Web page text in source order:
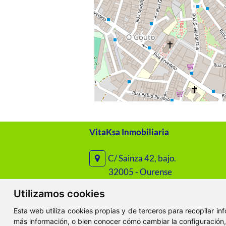
Utilizamos cookies
Esta web utiliza cookies propias y de terceros para recopilar
más información, o bien conocer cómo cambiar la
VitaKsa Inmobiliaria
C/ Sainza 42, bajo.
32005 - Ourense
32003 - Ourense